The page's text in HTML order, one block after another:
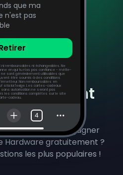
que ma
n'est pas
remboursables ni échangeables. Ne
en qui tu n'as pas confiance - méfie-
sont généralement utilisables que
être soumis à des conditions
Non remboursables en
si la loi l'exige. Les cartes-cadeaux
autorisation ne seront pas
les conditions complètes sur le site
cadeau.
4
sur comment gagner
Hardware gratuitement ?
les plus populaires !